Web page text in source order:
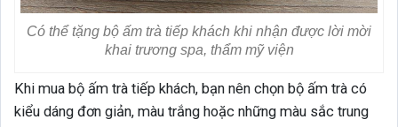
Có thể tặng bộ ấm trà tiếp khách khi nhận được lời mời
khai trương spa, thẩm mỹ viện
Khi mua bộ ấm trà tiếp khách, bạn nên chọn bộ ấm trà có
kiểu dáng đơn giản, màu trắng hoặc những màu sắc trung